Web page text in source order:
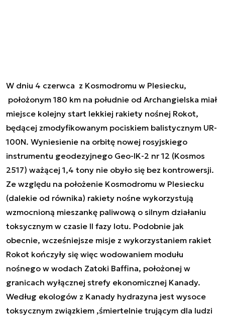
W dniu 4 czerwca z Kosmodromu w Plesiecku,
położonym 180 km na południe od Archangielska miał
miejsce kolejny start lekkiej rakiety nośnej Rokot,
będącej zmodyfikowanym pociskiem balistycznym UR-
100N. Wyniesienie na orbitę nowej rosyjskiego
instrumentu geodezyjnego Geo-IK-2 nr 12 (Kosmos
2517) ważącej 1,4 tony nie obyło się bez kontrowersji.
Ze względu na położenie Kosmodromu w Plesiecku
(dalekie od równika) rakiety nośne wykorzystują
wzmocnioną mieszankę paliwową o silnym działaniu
toksycznym w czasie II fazy lotu. Podobnie jak
obecnie, wcześniejsze misje z wykorzystaniem rakiet
Rokot kończyły się więc wodowaniem modułu
nośnego w wodach Zatoki Baffina, położonej w
granicach wyłącznej strefy ekonomicznej Kanady.
Według ekologów z Kanady hydrazyna jest wysoce
toksycznym związkiem ,śmiertelnie trującym dla ludzi